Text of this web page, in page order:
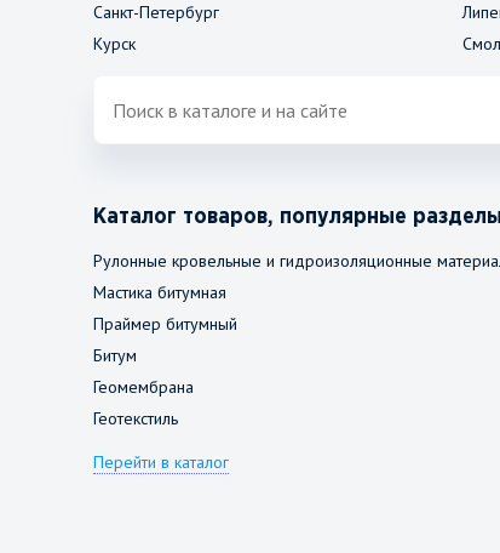
Санкт-Петербург
Курск
Каталог товаров, популярные разделы
Рулонные кровельные и гидроизоляционные
Мастика битумная
Праймер битумный
Битум
Геомембрана
Геотекстиль
Перейти в каталог